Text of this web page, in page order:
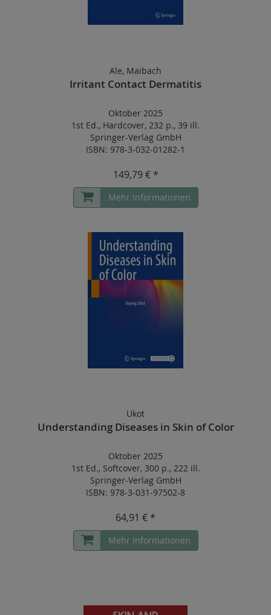
Ale, Maibach
Irritant Contact Dermatitis
Oktober 2025
1st Ed., Hardcover, 232 p., 39 ill.
Springer-Verlag GmbH
ISBN: 978-3-032-01282-1
149,79 € *
Mehr Informationen
Ukot
Understanding Diseases in Skin of Color
Oktober 2025
1st Ed., Softcover, 300 p., 222 ill.
Springer-Verlag GmbH
ISBN: 978-3-031-97502-8
64,91 € *
Mehr Informationen